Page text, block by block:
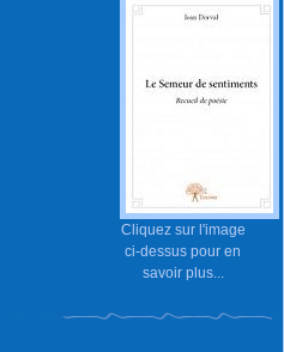
Cliquez sur l'image
ci-dessus pour en
savoir plus...